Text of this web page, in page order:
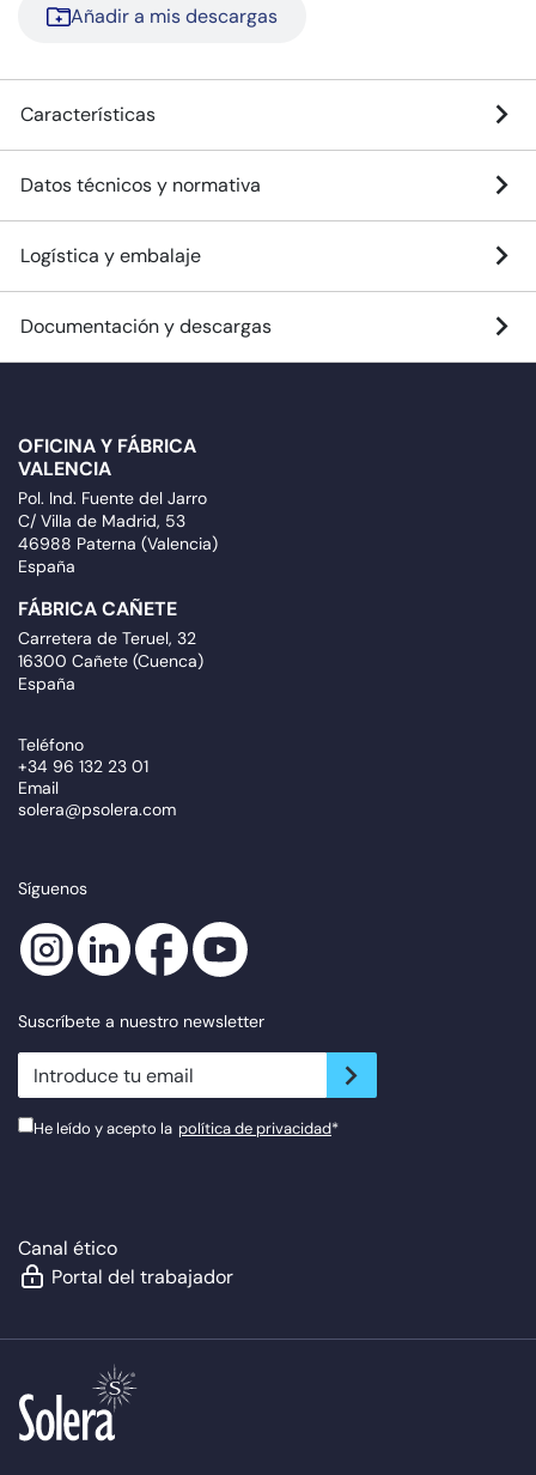
Añadir a mis descargas
Características
Datos técnicos y normativa
Logística y embalaje
Documentación y descargas
OFICINA Y FÁBRICA
VALENCIA
Pol. Ind. Fuente del Jarro
C/ Villa de Madrid, 53
46988 Paterna (Valencia)
España
FÁBRICA CAÑETE
Carretera de Teruel, 32
16300 Cañete (Cuenca)
España
Teléfono
+34 96 132 23 01
Email
solera@psolera.com
Síguenos
Suscríbete a nuestro newsletter
newsletter.suscribe
He leído y acepto la política de privacidad*
Canal ético
Portal del trabajador